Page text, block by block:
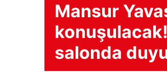
Mansur
salonda